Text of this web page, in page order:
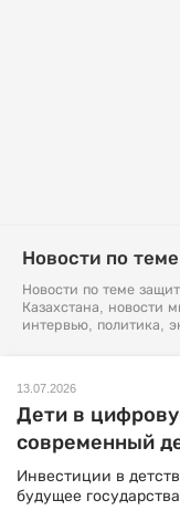
Новости по
Новости по теме
Казахстана, новости
интервью, политика,
13.07.2026
Дети в
современный
Инвестиции в
будущее государства.